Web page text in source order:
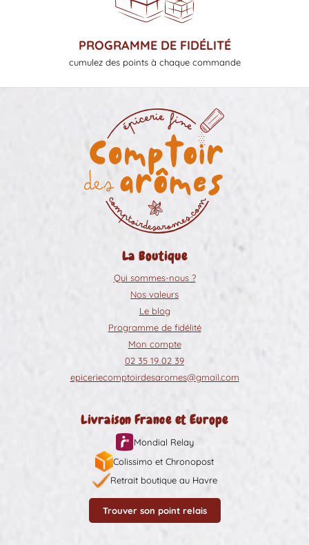
PROGRAMME DE FIDÉLITÉ
cumulez des points à chaque commande
La Boutique
Qui sommes-nous ?
Nos valeurs
Le blog
Programme de fidélité
Mon compte
02 35 19 02 39
epiceriecomptoirdesaromes@gmail.com
Livraison France et Europe
Mondial Relay
Colissimo et Chronopost
Retrait boutique au Havre
Trouver son point relais